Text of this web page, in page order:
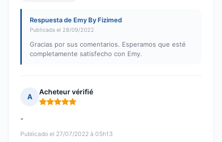
Respuesta de Emy By Fizimed
Publicada el 28/09/2022
Gracias por sus comentarios. Esperamos que esté
completamente satisfecho con Emy.
A
Acheteur vérifié
Nota: 5 de 5
Publicado el 27/07/2022 à 05h13
-